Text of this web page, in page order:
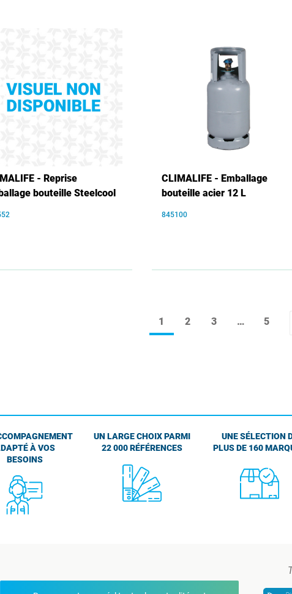
- Reprise
bouteille Steelcool
CLIMALIFE - Emballage
bouteille acier 12 L
845100
1 2 3 … 5
À VOS
BESOINS
UN LARGE CHOIX PARMI
22 000 RÉFÉRENCES
UNE SÉLECTION
PLUS DE 160